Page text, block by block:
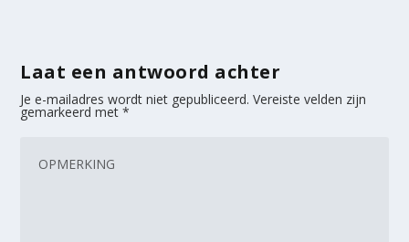
Laat een antwoord achter
Je e-mailadres wordt niet gepubliceerd. Vereiste velden zijn
gemarkeerd met*